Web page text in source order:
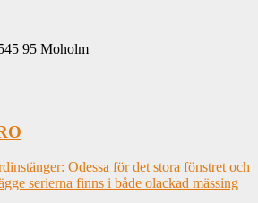
95 Moholm
Odessa för det stora fönstret och
serierna finns i både olackad mässing